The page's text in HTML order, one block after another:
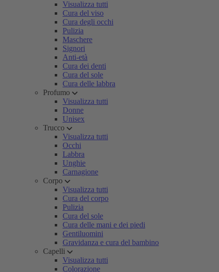
Visualizza tutti
Cura del viso
Cura degli occhi
Pulizia
Maschere
Signori
Anti-età
Cura dei denti
Cura del sole
Cura delle labbra
Profumo
Visualizza tutti
Donne
Unisex
Trucco
Visualizza tutti
Occhi
Labbra
Unghie
Carnagione
Corpo
Visualizza tutti
Cura del corpo
Pulizia
Cura del sole
Cura delle mani e dei piedi
Gentiluomini
Gravidanza e cura del bambino
Capelli
Visualizza tutti
Colorazione